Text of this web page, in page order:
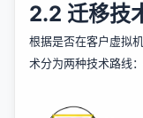
2.2 迁移技
根据是否在客户虚拟
术分为两种技术路线